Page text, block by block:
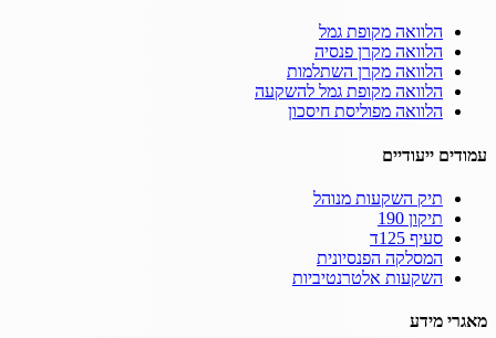
הלוואה מקופת גמל
הלוואה מקרן פנסיה
הלוואה מקרן השתלמות
הלוואה מקופת גמל להשקעה
הלוואה מפוליסת חיסכון
עמודים ייעודיים
תיק השקעות מנוהל
תיקון 190
סעיף 125ד
המסלקה הפנסיונית
השקעות אלטרנטיביות
מאגרי מידע